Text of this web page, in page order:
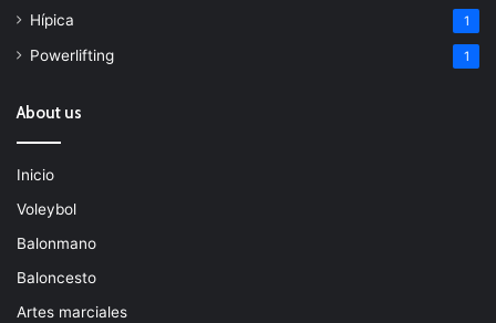
Hípica 1
Powerlifting 1
About us
Inicio
Voleybol
Balonmano
Baloncesto
Artes marciales